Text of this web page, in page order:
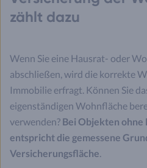
zählt dazu
Wenn Sie eine Hausrat- oder
abschließen, wird die korrekte
Immobilie erfragt. Können Sie
eigenständigen Wohnfläche
verwenden? Bei Objekten ohne
entspricht die gemessene
Versicherungsfläche.